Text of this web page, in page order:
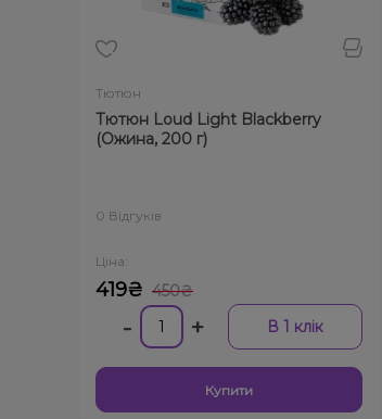
Тютюн
Тютюн Loud Light Blackberry
(Ожина, 200 г)
0 Відгуків
Ціна:
419₴ 450₴
- + В 1 клік
Купити